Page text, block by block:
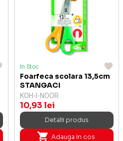
In Stoc
Foarfeca scolara 13,5cm
STANGACI
KOH-I-NOOR
10,93 lei
Detalii produs
Adauga in cos